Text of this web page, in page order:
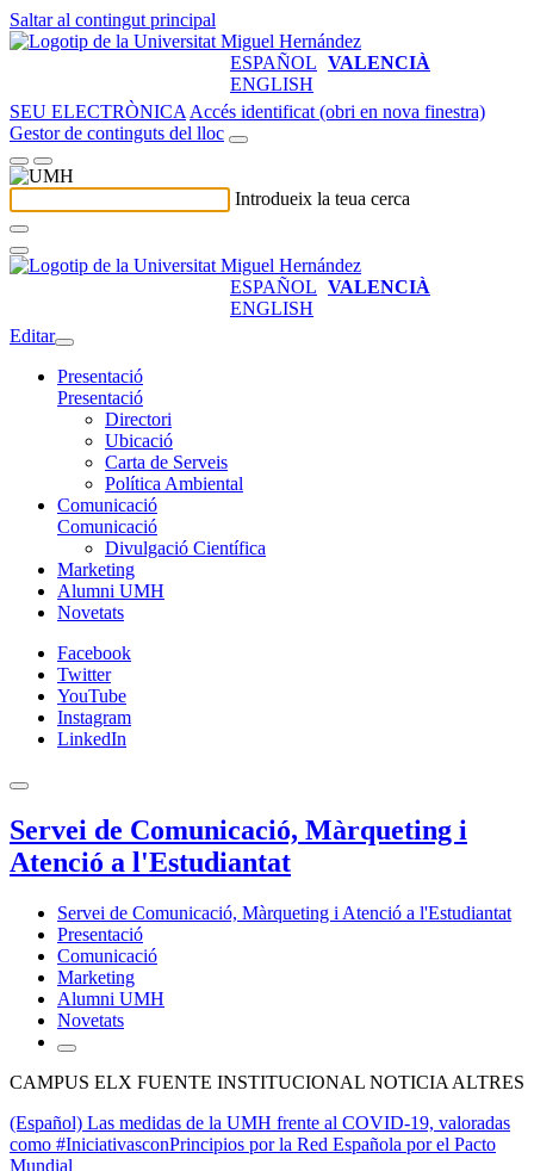
Saltar al contingut principal
ESPAÑOL VALENCIÀ
ENGLISH
SEU ELECTRÒNICA Accés identificat (obri en nova finestra)
Gestor de continguts del lloc
Introdueix la teua cerca
ESPAÑOL VALENCIÀ
ENGLISH
Editar
Presentació
Presentació
Directori
Ubicació
Carta de Serveis
Política Ambiental
Comunicació
Comunicació
Divulgació Científica
Marketing
Alumni UMH
Novetats
Facebook
Twitter
YouTube
Instagram
LinkedIn
Servei de Comunicació, Màrqueting i
Atenció a l'Estudiantat
Servei de Comunicació, Màrqueting i Atenció a l'Estudiantat
Presentació
Comunicació
Marketing
Alumni UMH
Novetats
CAMPUS ELX FUENTE INSTITUCIONAL NOTICIA ALTRES
(Español) Las medidas de la UMH frente al COVID-19, valoradas
como #IniciativasconPrincipios por la Red Española por el Pacto
Mundial